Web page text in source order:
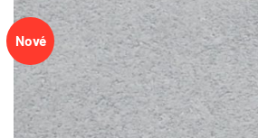
Nové